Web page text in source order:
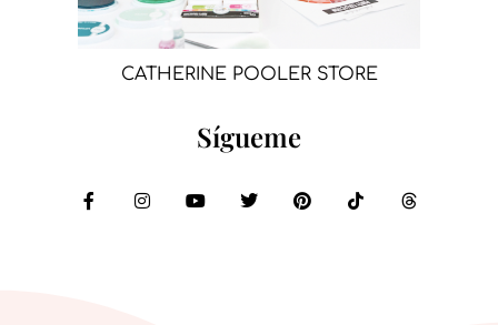
CATHERINE POOLER STORE
Sígueme